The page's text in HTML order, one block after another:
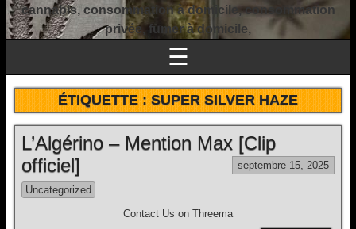
cannabis, consommation à domicile, consommation
privée, fumer à domicile,
☰
ÉTIQUETTE :SUPER SILVER HAZE
L’Algérino – Mention Max [Clip
officiel]
septembre 15, 2025
Uncategorized
Contact Us on Threema